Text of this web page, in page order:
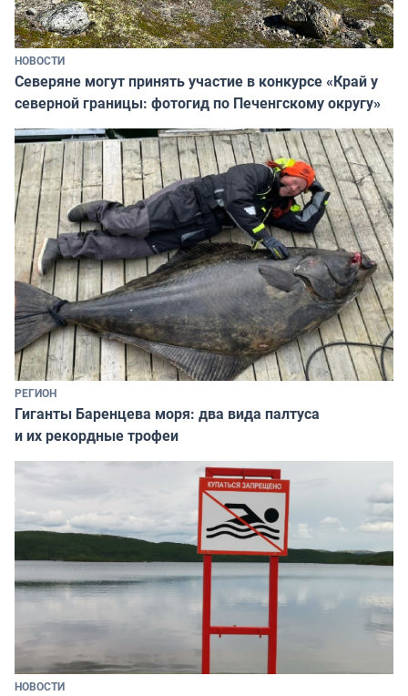
НОВОСТИ
Северяне могут принять участие в конкурсе «Край у
северной границы: фотогид по Печенгскому округу»
РЕГИОН
Гиганты Баренцева моря: два вида палтуса
и их рекордные трофеи
НОВОСТИ